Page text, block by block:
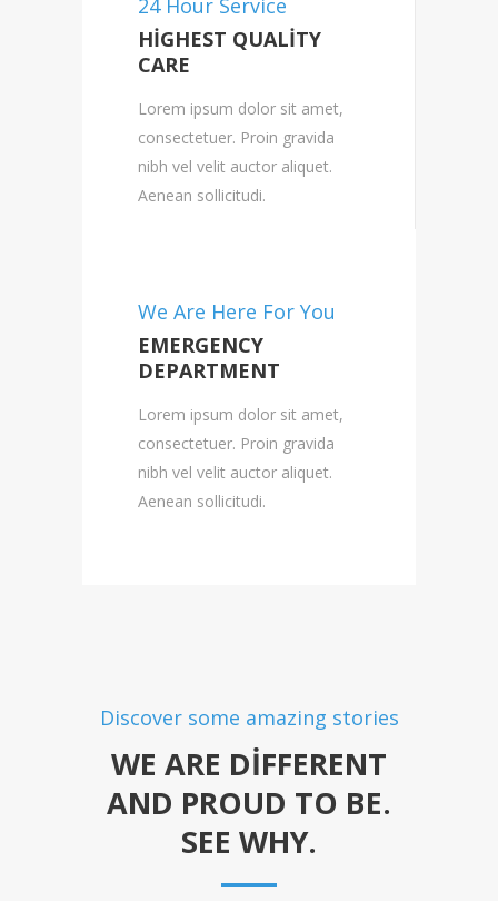
24 Hour Service
HIGHEST QUALITY
CARE
Lorem ipsum dolor sit amet,
consectetuer. Proin gravida
nibh vel velit auctor aliquet.
Aenean sollicitudi.
We Are Here For You
EMERGENCY
DEPARTMENT
Lorem ipsum dolor sit amet,
consectetuer. Proin gravida
nibh vel velit auctor aliquet.
Aenean sollicitudi.
Discover some amazing stories
WE ARE DIFFERENT
AND PROUD TO BE.
SEE WHY.